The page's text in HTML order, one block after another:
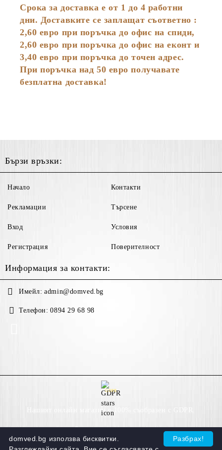
Срока за доставка е от 1 до 4 работни
дни. Доставките се заплащат съответно :
2,60 евро при поръчка до офис на спиди,
2,60 евро при поръчка до офис на еконт и
3,40 евро при поръчка до точен адрес.
При поръчка над 50 евро получавате
безплатна доставка!
Бързи връзки:
Начало
Рекламации
Вход
Регистрация
Контакти
Търсене
Условия
Поверителност
Информация за контакти:
Имейл: admin@domved.bg
Телефон: 0894 29 68 98
GDPR
Нашият онлайн магазин е 100% съобразен с GDPR.
Разбрах!
domved.bg използва бисквитки.